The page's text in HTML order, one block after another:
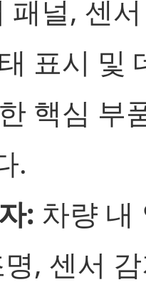
패널, 센
표시 및
핵심 부
.
: 차량 내
, 센서